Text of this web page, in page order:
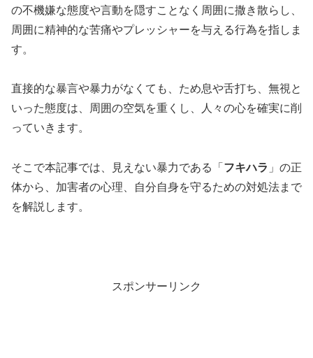
の不機嫌な態度や言動を隠すことなく周囲に撒き散らし、
周囲に精神的な苦痛やプレッシャーを与える行為を指しま
す。
直接的な暴言や暴力がなくても、ため息や舌打ち、無視と
いった態度は、周囲の空気を重くし、人々の心を確実に削
っていきます。
そこで本記事では、見えない暴力である「 フキハラ 」の正
体から、加害者の心理、自分自身を守るための対処法まで
を解説します。
スポンサーリンク